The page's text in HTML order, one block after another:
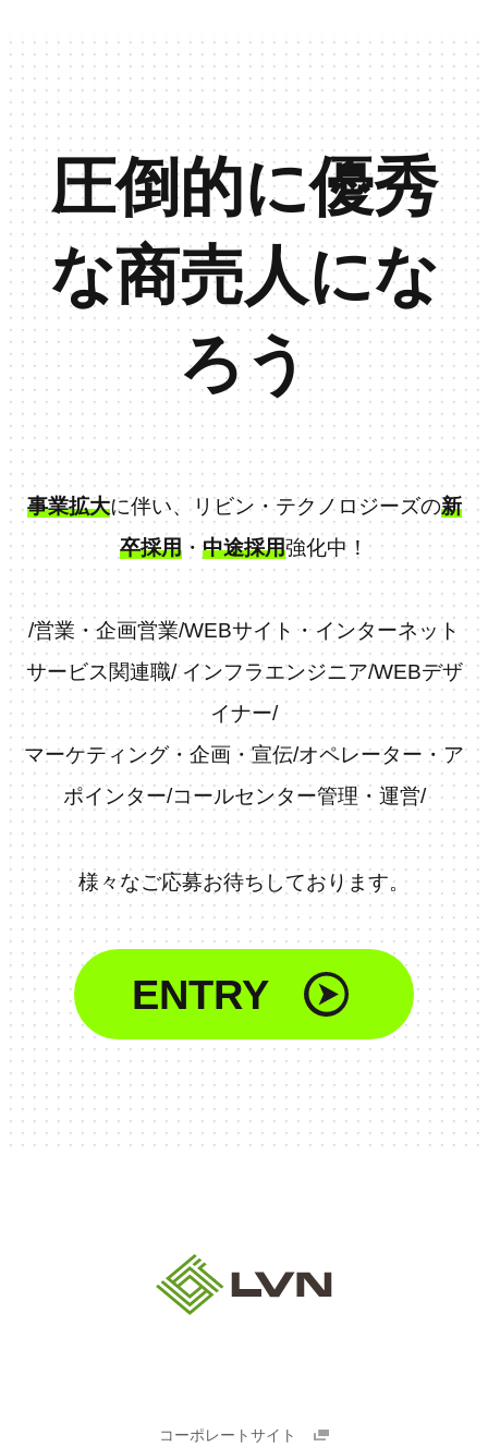
圧倒的に優秀
な商売人にな
ろう
事業拡大に伴い、リビン・テクノロジーズの新
卒採用 ・中途採用強化中！
/営業・企画営業/WEBサイト・インターネット
サービス関連職/インフラエンジニア/WEBデザ
イナー/
マーケティング・企画・宣伝/オペレーター・ア
ポインター/コールセンター管理・運営/
様々なご応募お待ちしております。
ENTRY
コーポレートサイト